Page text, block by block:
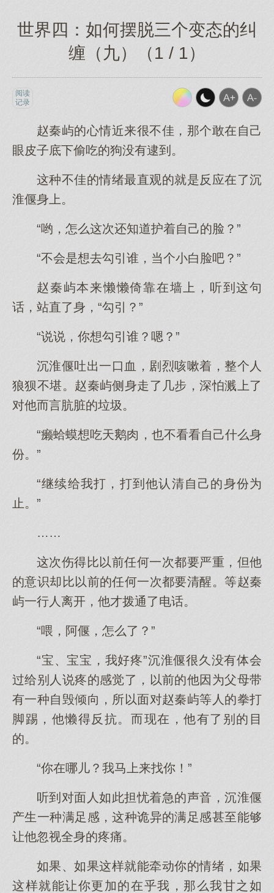
世界四：如何摆脱三个变态的纠
缠（九）（1 / 1）
阅读
记录
赵秦屿的心情近来很不佳，那个敢在自己
眼皮子底下偷吃的狗没有逮到。
这种不佳的情绪最直观的就是反应在了沉
淮偃身上。
“哟，怎么这次还知道护着自己的脸？”
“不会是想去勾引谁，当个小白脸吧？”
赵秦屿本来懒懒倚靠在墙上，听到这句
话，站直了身，“勾引？”
“说说，你想勾引谁？嗯？”
沉淮偃吐出一口血，剧烈咳嗽着，整个人
狼狈不堪。赵秦屿侧身走了几步，深怕溅上了
对他而言肮脏的垃圾。
“癞蛤蟆想吃天鹅肉，也不看看自己什么身
份。”
“继续给我打，打到他认清自己的身份为
止。”
……
这次伤得比以前任何一次都要严重，但他
的意识却比以前的任何一次都要清醒。等赵秦
屿一行人离开，他才拨通了电话。
“喂，阿偃，怎么了？”
“宝、宝宝，我好疼”沉淮偃很久没有体会
过给别人说疼的感觉了，以前的他因为父母带
有一种自毁倾向，所以面对赵秦屿等人的拳打
脚踢，他懒得反抗。而现在，他有了别的目
的。
“你在哪儿？我马上来找你！”
听到对面人如此担忧着急的声音，沉淮偃
产生一种满足感，这种诡异的满足感甚至能够
让他忽视全身的疼痛。
如果、如果这样就能牵动你的情绪，如果
这样就能让你更加的在乎我，那么我甘之如